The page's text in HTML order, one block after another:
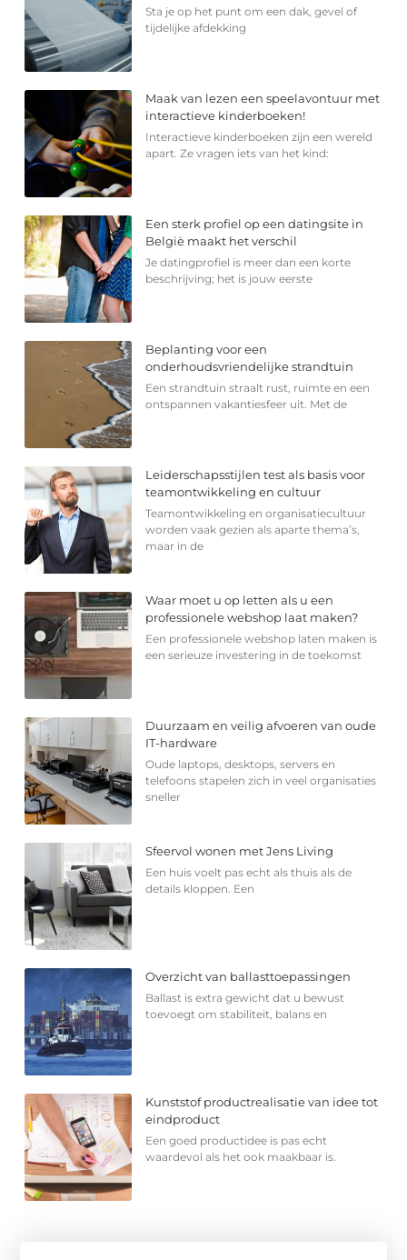
Sta je op het punt om een dak, gevel of
tijdelijke afdekking
Maak van lezen een speelavontuur met
interactieve kinderboeken!
Interactieve kinderboeken zijn een wereld
apart. Ze vragen iets van het kind:
Een sterk profiel op een datingsite in
België maakt het verschil
Je datingprofiel is meer dan een korte
beschrijving; het is jouw eerste
Beplanting voor een
onderhoudsvriendelijke strandtuin
Een strandtuin straalt rust, ruimte en een
ontspannen vakantiesfeer uit. Met de
Leiderschapsstijlen test als basis voor
teamontwikkeling en cultuur
Teamontwikkeling en organisatiecultuur
worden vaak gezien als aparte thema’s,
maar in de
Waar moet u op letten als u een
professionele webshop laat maken?
Een professionele webshop laten maken is
een serieuze investering in de toekomst
Duurzaam en veilig afvoeren van oude
IT-hardware
Oude laptops, desktops, servers en
telefoons stapelen zich in veel organisaties
sneller
Sfeervol wonen met Jens Living
Een huis voelt pas echt als thuis als de
details kloppen. Een
Overzicht van ballasttoepassingen
Ballast is extra gewicht dat u bewust
toevoegt om stabiliteit, balans en
Kunststof productrealisatie van idee tot
eindproduct
Een goed productidee is pas echt
waardevol als het ook maakbaar is.